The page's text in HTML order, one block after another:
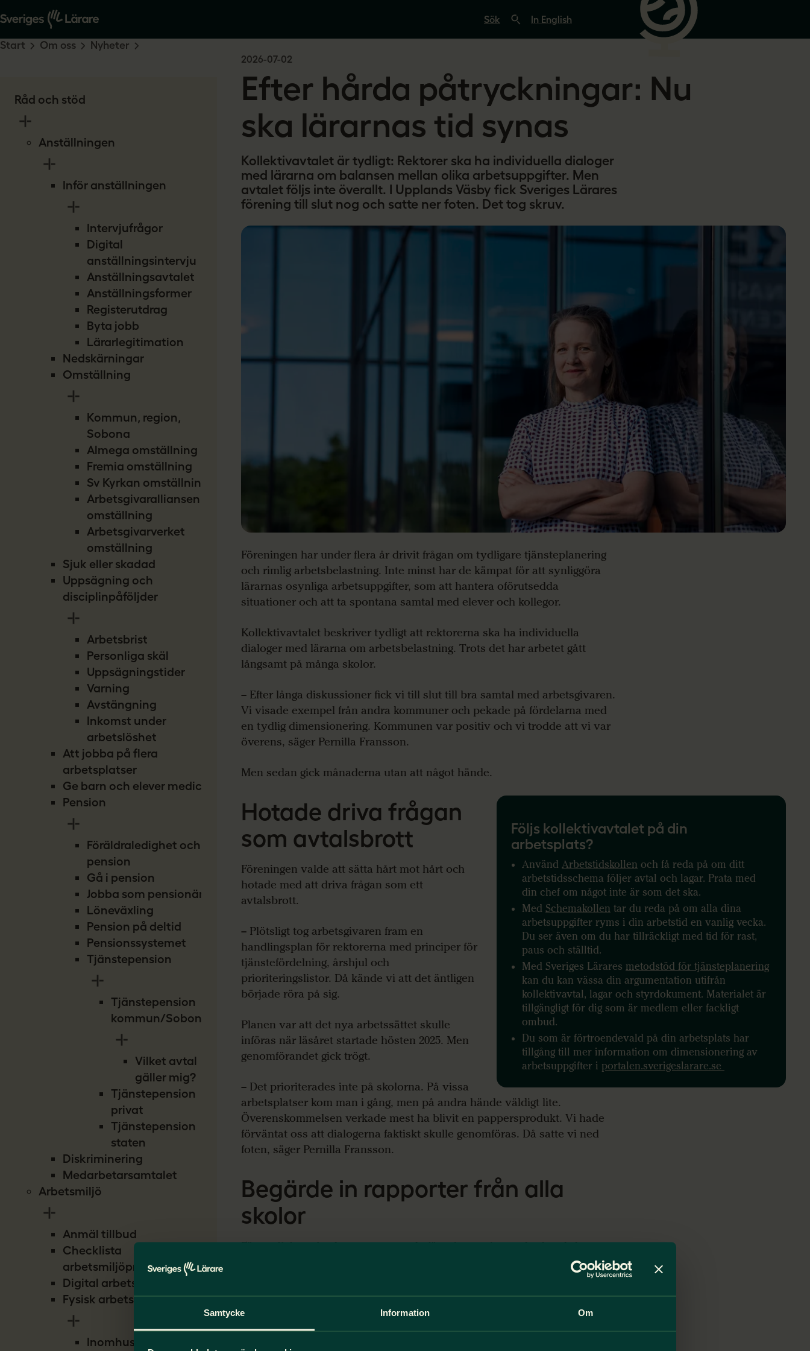
Samtycke Information Om
ö
p
r
e
s
r
a
r
e
e
In English
Råd och stöd
Anställningen
Inför anställningen
Intervjufrågor
Digital
anställningsintervju
Anställningsavtalet
Anställningsformer
Registerutdrag
Byta jobb
Lärarlegitimation
Nedskärningar
Omställning
Kommun, region,
Sobona
Almega omställning
Fremia omställning
Sv Kyrkan omställning
Arbetsgivaralliansen
omställning
Arbetsgivarverket
omställning
Sjuk eller skadad
Uppsägning och
disciplinpåföljder
Arbetsbrist
Personliga skäl
Uppsägningstider
Varning
Avstängning
Inkomst under
arbetslöshet
Att jobba på flera
arbetsplatser
Ge barn och elever medicin
Pension
Föräldraledighet och
pension
Gå i pension
Jobba som pensionär
Löneväxling
Pension på deltid
Pensionssystemet
Tjänstepension
Tjänstepension
kommun/Sobona
Vilket avtal
gäller mig?
Tjänstepension
privat
Tjänstepension
staten
Diskriminering
Medarbetarsamtalet
Arbetsmiljö
Anmäl tillbud
Checklista
arbetsmiljöproblem
Digital arbetsmiljö
Fysisk arbetsmiljö
Inomhusmiljö
Start Om oss Nyheter
2026-07-02
Efter hårda påtryckningar: Nu
ska lärarnas tid synas
Kollektivavtalet är tydligt: Rektorer ska ha individuella dialoger
med lärarna om balansen mellan olika arbetsuppgifter. Men
avtalet följs inte överallt. I Upplands Väsby fick Sveriges Lärares
förening till slut nog och satte ner foten. Det tog skruv.
Föreningen har under flera år drivit frågan om tydligare tjänsteplanering
och rimlig arbetsbelastning. Inte minst har de kämpat för att synliggöra
lärarnas osynliga arbetsuppgifter, som att hantera oförutsedda
situationer och att ta spontana samtal med elever och kollegor.
Kollektivavtalet beskriver tydligt att rektorerna ska ha individuella
dialoger med lärarna om arbetsbelastning. Trots det har arbetet gått
långsamt på många skolor.
– Efter långa diskussioner fick vi till slut till bra samtal med arbetsgivaren.
Vi visade exempel från andra kommuner och pekade på fördelarna med
en tydlig dimensionering. Kommunen var positiv och vi trodde att vi var
överens, säger Pernilla Fransson.
Men sedan gick månaderna utan att något hände.
Följs kollektivavtalet på din
arbetsplats?
Använd Arbetstidskollen och få reda på om ditt
arbetstidsschema följer avtal och lagar. Prata med
din chef om något inte är som det ska.
Med Schemakollen tar du reda på om alla dina
arbetsuppgifter ryms i din arbetstid en vanlig vecka.
Du ser även om du har tillräckligt med tid för rast,
paus och ställtid.
Med Sveriges Lärares metodstöd för tjänsteplanering
kan du kan vässa din argumentation utifrån
kollektivavtal, lagar och styrdokument. Materialet är
tillgängligt för dig som är medlem eller fackligt
ombud.
Du som är förtroendevald på din arbetsplats har
tillgång till mer information om dimensionering av
arbetsuppgifter i portalen.sverigeslarare.se
Hotade driva frågan
som avtalsbrott
Föreningen valde att sätta hårt mot hårt och
hotade med att driva frågan som ett
avtalsbrott.
– Plötsligt tog arbetsgivaren fram en
handlingsplan för rektorerna med principer för
tjänstefördelning, årshjul och
prioriteringslistor. Då kände vi att det äntligen
började röra på sig.
Planen var att det nya arbetssättet skulle
införas när läsåret startade hösten 2025. Men
genomförandet gick trögt.
– Det prioriterades inte på skolorna. På vissa
arbetsplatser kom man i gång, men på andra hände väldigt lite.
Överenskommelsen verkade mest ha blivit en pappersprodukt. Vi hade
förväntat oss att dialogerna faktiskt skulle genomföras. Då satte vi ned
foten, säger Pernilla Fransson.
Begärde in rapporter från alla
skolor
För att få fart på arbetet uppmanade föreningen sina ombud att lyfta
frågan i samverkan med rektorerna. När det fortfarande gick långsamt
begärde föreningen in rapporter från alla rektorer om hur långt de hade
kommit.